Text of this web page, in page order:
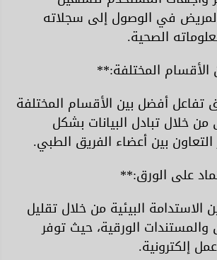
في الوصول إلى سجلاته
الصحية.
أفضل بين الأقسام المختلفة
خلال تبادل البيانات بشكل
بين أعضاء الفريق الطبي.
البيئية من خلال تقليل
والمستندات الورقية، حيث توفر
إلكترونية.